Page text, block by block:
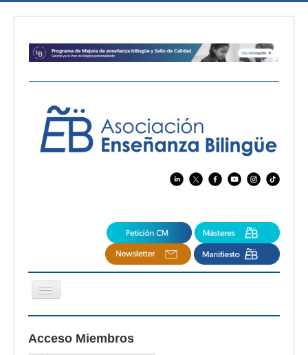
Cambiar
navegación
CertAcleB
Acceso Miembros